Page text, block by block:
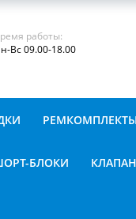
работы:
Вс 09.00-18.00
БЛОКИ